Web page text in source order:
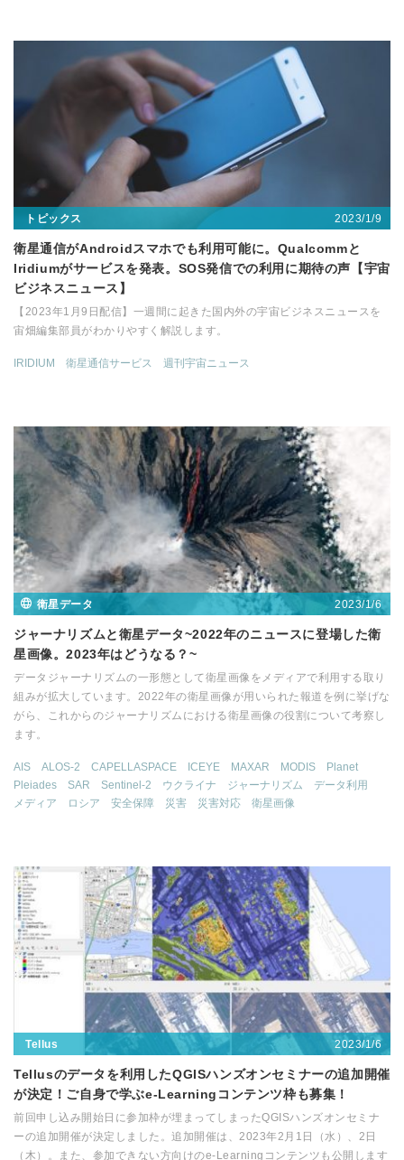
トピックス 2023/1/9
衛星通信がAndroidスマホでも利用可能に。Qualcommと
Iridiumがサービスを発表。SOS発信での利用に期待の声【宇宙
ビジネスニュース】
【2023年1月9日配信】一週間に起きた国内外の宇宙ビジネスニュースを
宙畑編集部員がわかりやすく解説します。
IRIDIUM 衛星通信サービス 週刊宇宙ニュース
衛星データ 2023/1/6
ジャーナリズムと衛星データ~2022年のニュースに登場した衛
星画像。2023年はどうなる？~
データジャーナリズムの一形態として衛星画像をメディアで利用する取り
組みが拡大しています。2022年の衛星画像が用いられた報道を例に挙げな
がら、これからのジャーナリズムにおける衛星画像の役割について考察し
ます。
AIS ALOS-2 CAPELLASPACE ICEYE MAXAR MODIS
Planet
Pleiades
SAR Sentinel-2 ウクライナ ジャーナリズム
データ利用
メディア
ロシア 安全保障 災害 災害対応 衛星画像
Tellus 2023/1/6
Tellusのデータを利用したQGISハンズオンセミナーの追加開催
が決定！ご自身で学ぶe-Learningコンテンツ枠も募集！
前回申し込み開始日に参加枠が埋まってしまったQGISハンズオンセミナ
ーの追加開催が決定しました。追加開催は、2023年2月1日（水）、2日
（木）。また、参加できない方向けのe-Learningコンテンツも公開します